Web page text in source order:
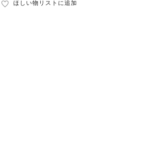
ほしい物リストに追加